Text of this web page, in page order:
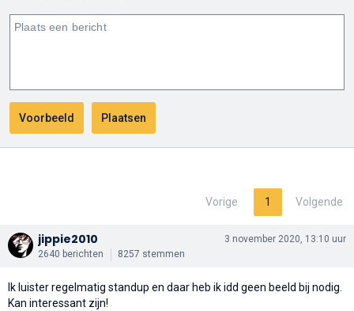
Vorige 1 Volgende
jippie2010
2640 berichten 8257 stemmen
3 november 2020, 13:10 uur
Ik luister regelmatig standup en daar heb ik idd geen beeld bij nodig.
Kan interessant zijn!